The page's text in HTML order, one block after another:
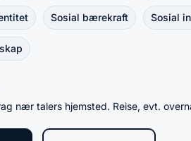
Sosial bærekraft Sosial
nær talers hjemsted. Reise, evt.